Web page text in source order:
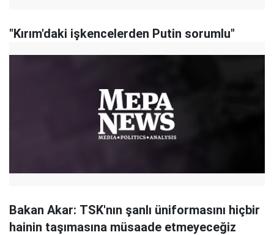
"Kırım'daki işkencelerden Putin sorumlu"
Bakan Akar: TSK'nın şanlı üniformasını hiçbir
hainin taşımasına müsaade etmeyeceğiz